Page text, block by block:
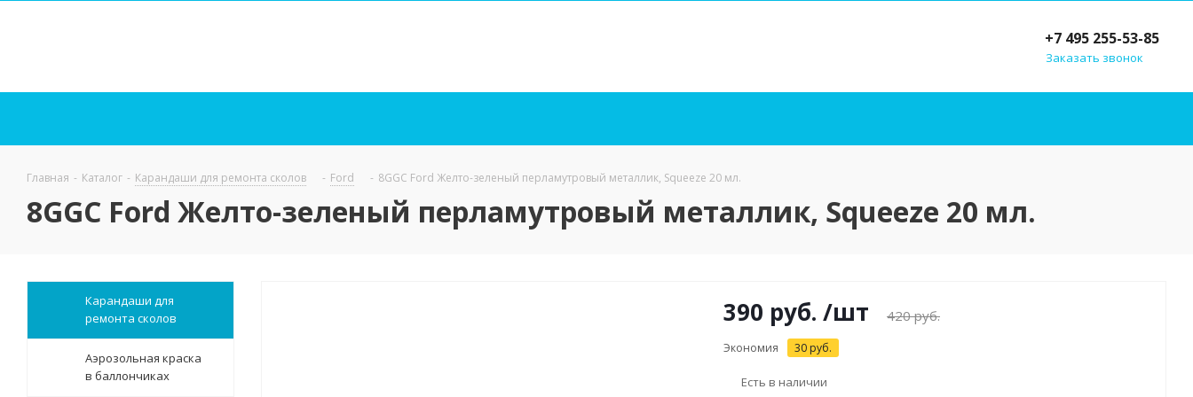
+7 495 255-53-85
Заказать звонок
Главная - Каталог - Карандаши для ремонта сколов - Ford - 8GGC Ford Желто-зеленый перламутровый металлик, Squeeze 20 мл.
8GGC Ford Желто-зеленый перламутровый металлик, Squeeze 20 мл.
390 руб. /шт 420руб.
Экономия 30 руб.
Есть в наличии
Карандаши для
ремонта сколов
Аэрозольная краска
в баллончиках